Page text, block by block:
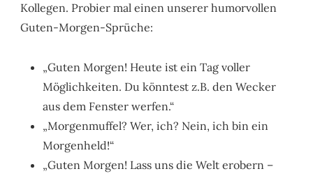
Kollegen. Probier mal einen unserer humorvollen
Guten-Morgen-Sprüche:
„Guten Morgen! Heute ist ein Tag voller
Möglichkeiten. Du könntest z.B. den Wecker
aus dem Fenster werfen.“
„Morgenmuffel? Wer, ich? Nein, ich bin ein
Morgenheld!“
„Guten Morgen! Lass uns die Welt erobern –